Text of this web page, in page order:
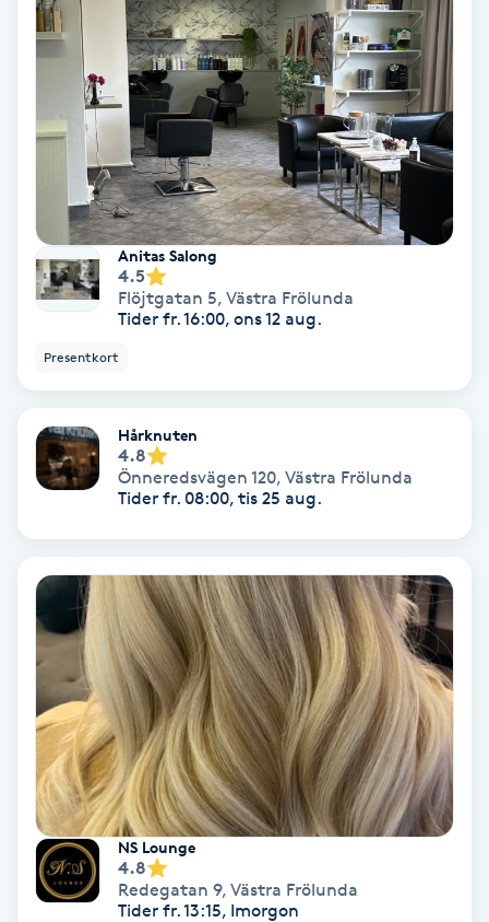
Eyeliner-tatuering
Face framing
Faceliftmassage
Fet hårbotten
Fibromassage
Fillers
Fotsvamp
Fotvård
Fransar
Fransborttagning
Fransfärgning
Fransförlängning
Anitas Salong
4.5
Flöjtgatan 5, Västra Frölunda
Tider fr. 16:00, ons 12 aug.
Presentkort
Hårknuten
4.8
Önneredsvägen 120, Västra Frölunda
Tider fr. 08:00, tis 25 aug.
NS Lounge
4.8
Redegatan 9, Västra Frölunda
Tider fr. 13:15, Imorgon